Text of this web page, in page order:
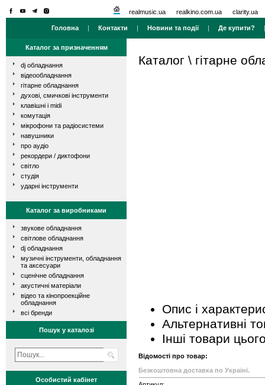
realmusic.ua realkino.com.ua clarity.ua
Головна | Контакти | Новини та події| Де купити?
Каталог за призначенням
dj обладнання
відеообладнання
гітарне обладнання
духові, смичкові інструменти
клавішні і midi
комутація
мікрофони та радіосистеми
навушники
про аудіо
рекордери / диктофони
світло
студія
ударні інструменти
Каталог за виробниками
звукове обладнання
світлове обладнання
dj обладнання
музичні інструменти, обладнання
та аксесуари
сценічне обладнання
акустичні матеріали
відео та кінопроекційне
обладнання
всі бренди
Пошук у каталозі
Особистий кабінет
Каталог \ гітарне
Опис і
Альтернативні
Інші товари
Відомості про товар:
Безкоштовна доставка по Україні.